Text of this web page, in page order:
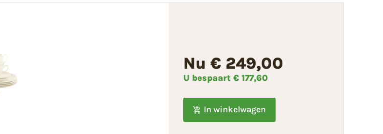
Nu € 249,00
U bespaart € 177,60
In winkelwagen